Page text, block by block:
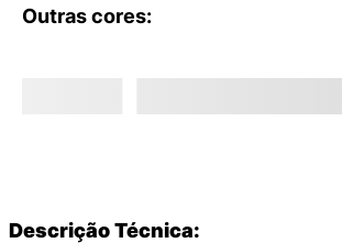
Outras cores:
Descrição Técnica: